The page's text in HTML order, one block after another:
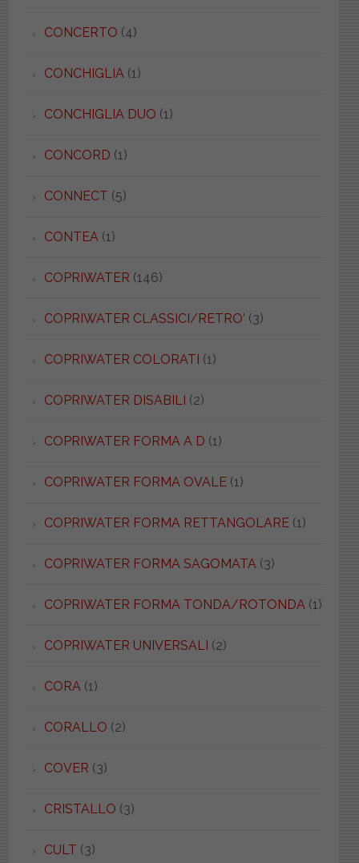
CONCERTO (4)
CONCHIGLIA(1)
CONCHIGLIA DUO (1)
CONCORD (1)
CONNECT (5)
CONTEA(1)
COPRIWATER (146)
COPRIWATER CLASSICI/RETRO' (3)
COPRIWATER COLORATI (1)
COPRIWATER DISABILI (2)
COPRIWATER FORMA A D (1)
COPRIWATER FORMA OVALE(1)
COPRIWATER FORMA RETTANGOLARE(1)
COPRIWATER FORMA SAGOMATA(3)
COPRIWATER FORMA TONDA/ROTONDA(1)
COPRIWATER UNIVERSALI (2)
CORA(1)
CORALLO (2)
COVER (3)
CRISTALLO (3)
CULT (3)